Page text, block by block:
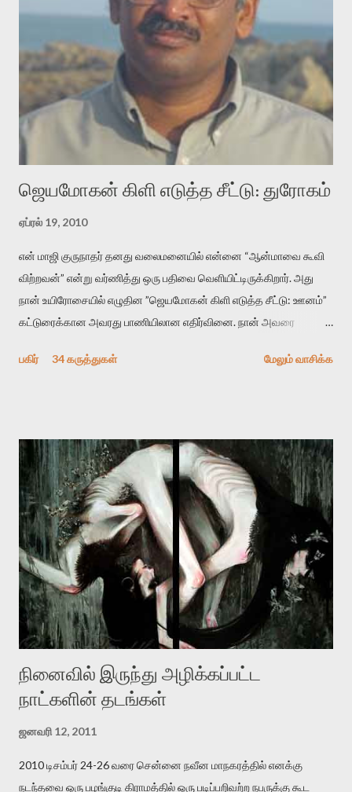
வடிக்க முயல்வதும் அதற்கே. கோயில் கருவறையின்
மென்வெளிச்சத்தில் நுண்பேசியின் படக்கருவியை இயக்கி சாத்தி
வைத்து விட்டு இயக்கத்தை அறிவோம். அறிதல் அபச்சாரமில்லை.
பயணப் படிமம் என்பது காக்னிடிவ் பொயடிக்ஸ் எனும் சமகால
விமர்சனத்தின் ஒரு முக்கிய கருவி. இக்கருவியை மனுஷ்யபுத்திரனின்
“காலை வணக்கங்கள்” எனும் ஒரு கவிதையில் சொருகப் போகிறோம்.
முதலில் கருவியை பழகுவோம். அன்றாட மொழியில் ஒன்று ம...
ஜெயமோகன் கிளி எடுத்த சீட்டு: துரோகம்
ஏப்ரல் 19, 2010
என் மாஜி குருநாதர் தனது வலைமனையில் என்னை “ஆன்மாவை கூவி
விற்றவன்” என்று வர்ணித்து ஒரு பதிவை வெளியிட்டிருக்கிறார். அது
நான் உயிரோசையில் எழுதின ”ஜெயமோகன் கிளி எடுத்த சீட்டு: ஊனம்”
கட்டுரைக்கான அவரது பாணியிலான எதிர்வினை. நான் அவரை
பதிவை படித்த நண்பர்கள் பலரும் அவருக்காக இரக்கப்பட்டார்கள்.
தனது இணையதளத்திலே தொடர்ந்து பதிவு செய்கிறார். உயிர்மை
இன்னும் சில வருடங்களுக்கு தனக்கு எதிராக எழுத்தாளர்களை ஏவி
விட்டபடி இருக்கும் என்று ஒரு அச்சத்தை வெளிப்படுத்தியபடி
இருக்கிறார். அவர் கடுமையான பாதுகாப்பின்மை மனநிலையில் உள்ளார்.
உயிர்மை அவரை தாக்க உத்தேசித்தாலும் இல்லை என்றாலும்
ஜெயமோகன் அந்த பிரமையால் தொடர்ந்து அச்சுறுத்தலுக்கு உள்ளாகி
உள்ளார். உங்களை பற்றின இந்த தாக்குதல் கூட இதன் வெளிப்பாடு தான்”.
உண்மையே! ராக்கி படத்தில் குத்துச்சண்டை வீரராக வரும் சில்வெஸ்டர்
ஓரிடத்தில் சொல்வார்: ...
பகிர் 34 கருத்துகள் மேலும் வாசிக்க
நினைவில் இருந்து அழிக்கப்பட்ட
நாட்களின் தடங்கள்
ஜனவரி 12, 2011
2010 டிசம்பர் 24-26 வரை சென்னை நவீன மாநகரத்தில் எனக்கு
நடந்தவை ஒரு பழங்குடி கிராமத்தில் ஒரு படிப்பறிவற்ற நபருக்கு கூட